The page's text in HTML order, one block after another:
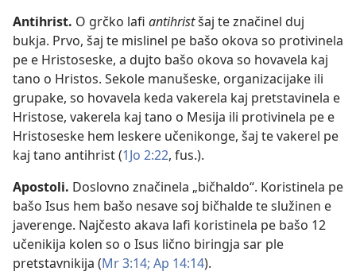
Antihrist. O grčko lafi antihristšaj te značinel duj
bukja. Prvo, šaj te mislinel pe bašo okova so protivinela
pe e Hristoseske, a dujto bašo okova so hovavela kaj
tano o Hristos. Sekole manušeske, organizacijake ili
grupake, so hovavela keda vakerela kaj pretstavinela e
Hristose, vakerela kaj tano o Mesija ili protivinela pe e
Hristoseske hem leskere učenikonge, šaj te vakerel pe
kaj tano antihrist (1Jo 2:22, fus.).
Apostoli. Doslovno značinela „bičhaldo“. Koristinela pe
bašo Isus hem bašo nesave soj bičhalde te služinen e
javerenge. Najčesto akava lafi koristinela pe bašo 12
učenikija kolen so o Isus lično biringja sar ple
pretstavnikija (Mr 3:14; Ap 14:14).